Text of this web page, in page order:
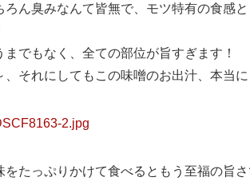
ろん臭みなんて皆無で、モツ特有の食感
までもなく、全ての部位が旨すぎます！
、それにしてもこの味噌のお出汁、本当に
をたっぷりかけて食べるともう至福の旨さ